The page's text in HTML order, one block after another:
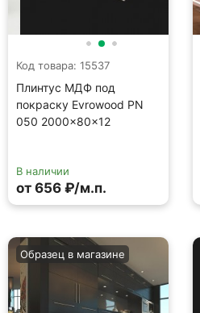
Код товара: 15537
Плинтус МДФ под
покраску Evrowood PN
050 2000×80×12
В наличии
от 656 ₽/м.п.
Образец в магазине